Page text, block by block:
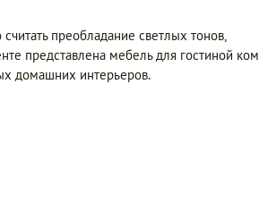
преобладание светлых тонов,
представлена мебель для гостиной
домашних интерьеров.